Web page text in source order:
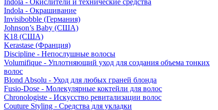
Indola - Окислители и технические средства
Indola - Окрашивание
Invisibobble (Германия)
Johnson’s Baby (США)
K18 (США)
Kerastase (Франция)
Discipline - Непослушные волосы
Volumifique - Уплотняющий уход для создания объема тонких
волос
Blond Absolu - Уход для любых граней блонда
Fusio-Dose - Молекулярные коктейли для волос
Chronologiste - Искусство ревитализации волос
Couture Styling - Средства для укладки